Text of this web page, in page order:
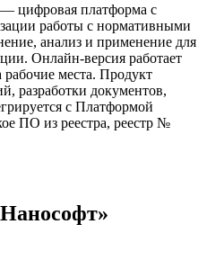
— цифровая платформа с
работы с нормативными
анализ и применение для
Онлайн-версия работает
рабочие места. Продукт
разработки документов,
с Платформой
ПО из реестра, реестр №